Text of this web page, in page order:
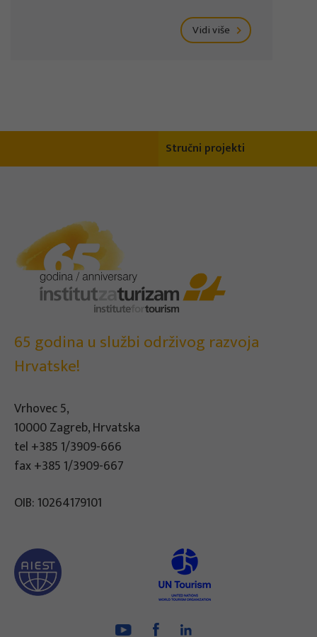
Vidi više
Stručni projekti
65 godina u službi održivog razvoja
Hrvatske!
Vrhovec 5,
10000 Zagreb, Hrvatska
tel +385 1/3909-666
fax +385 1/3909-667
OIB: 10264179101